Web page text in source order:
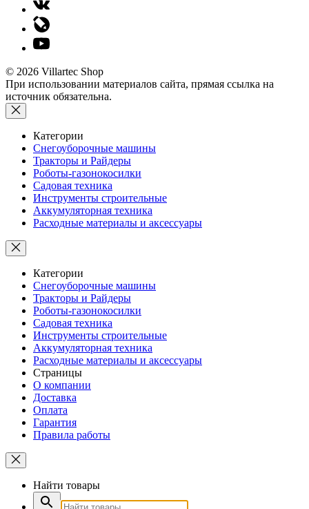
© 2026 Villartec Shop
При использовании материалов сайта, прямая ссылка на
источник обязательна.
Категории
Снегоуборочные машины
Тракторы и Райдеры
Роботы-газонокосилки
Садовая техника
Инструменты строительные
Аккумуляторная техника
Расходные материалы и аксессуары
Категории
Снегоуборочные машины
Тракторы и Райдеры
Роботы-газонокосилки
Садовая техника
Инструменты строительные
Аккумуляторная техника
Расходные материалы и аксессуары
Страницы
О компании
Доставка
Оплата
Гарантия
Правила работы
Найти товары